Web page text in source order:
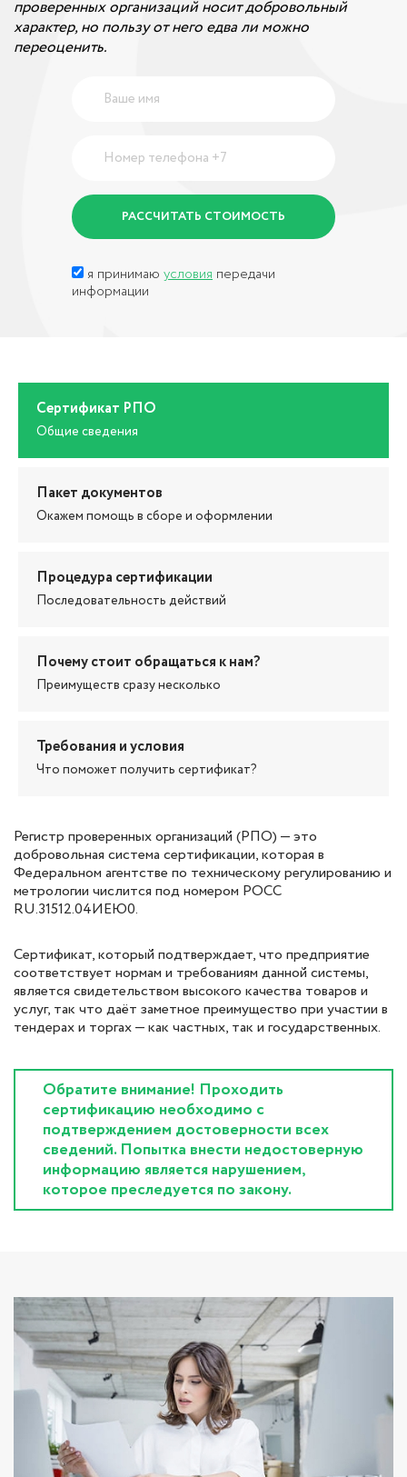
проверенных организаций носит добровольный
характер, но пользу от него едва ли можно
переоценить.
я принимаю условия передачи
информации
Сертификат РПО
Общие сведения
Пакет документов
Окажем помощь в сборе и оформлении
Процедура сертификации
Последовательность действий
Почему стоит обращаться к нам?
Преимуществ сразу несколько
Требования и условия
Что поможет получить сертификат?
Регистр проверенных организаций (РПО) — это
добровольная система сертификации, которая в
Федеральном агентстве по техническому регулированию и
метрологии числится под номером РОСС
RU.31512.04ИЕЮ0.
Сертификат, который подтверждает, что предприятие
соответствует нормам и требованиям данной системы,
является свидетельством высокого качества товаров и
услуг, так что даёт заметное преимущество при участии в
тендерах и торгах — как частных, так и государственных.
Обратите внимание! Проходить
сертификацию необходимо с
подтверждением достоверности всех
сведений. Попытка внести недостоверную
информацию является нарушением,
которое преследуется по закону.